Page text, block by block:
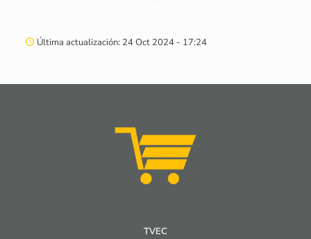
Convocatoria de participación Ciudadana 2023
Última actualización: 24 Oct 2024 - 17:24
TVEC